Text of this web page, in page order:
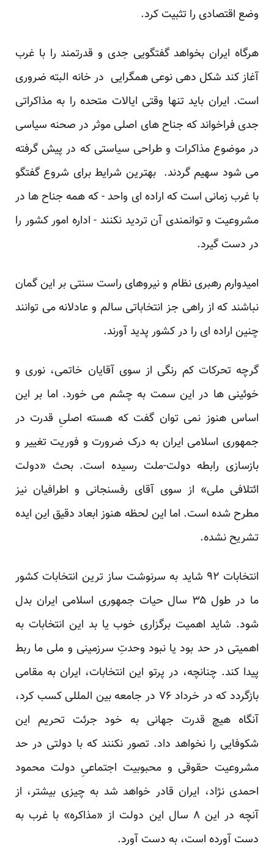
وضع اقتصادی را تثبیت کرد.
هرگاه ایران بخواهد گفتگویی جدی و قدرتمند را با غرب
آغاز کند شکل دهی نوعی همگرایی در خانه البته ضروری
است. ایران باید تنها وقتی ایالات متحده را به مذاکراتی
جدی فراخواند که جناح های اصلی موثر در صحنه سیاسی
در موضوع مذاکرات و طراحی سیاستی که در پیش گرفته
می شود سهیم گردند. بهترین شرایط برای شروع گفتگو
با غرب زمانی است که اراده ای واحد - که همه جناح ها در
مشروعیت و توانمندی آن تردید نکنند - اداره امور کشور را
در دست گیرد.
امیدوارم رهبری نظام و نیروهای راست سنتی بر این گمان
نباشند که از راهی جز انتخاباتی سالم و عادلانه می توانند
چنین اراده ای را در کشور پدید آورند.
گرچه تحرکات کم رنگی از سوی آقایان خاتمی، نوری و
خوئینی ها در این سمت به چشم می خورد. اما بر این
اساس هنوز نمی توان گفت که هسته اصلیِ قدرت در
جمهوری اسلامی ایران به درک ضرورت و فوریت تغییر و
بازسازی رابطه دولت-ملت رسیده است. بحث «دولت
ائتلافی ملی»‌ از سوی آقای رفسنجانی و اطرافیان نیز
مطرح شده است. اما این لحظه هنوز ابعاد دقیق این ایده
تشریح نشده.
انتخابات ۹۲ شاید به سرنوشت ساز ترین انتخابات کشور
ما در طول ۳۵ سال حیات جمهوری اسلامی ایران بدل
شود. شاید اهمیت برگزاری خوب یا بد این انتخابات به
اهمیتی در حد بود یا نبود وحدتِ سرزمینی و ملی ما ربط
پیدا کند. چنانچه، در پرتو این انتخابات، ایران به مقامی
بازگردد که در خرداد ۷۶ در جامعه بین المللی کسب کرد،
آنگاه هیچ قدرت جهانی به خود جرئت تحریم این
شکوفایی را نخواهد داد. تصور نکنند که با دولتی در حد
مشروعیت حقوقی و محبوبیت اجتماعیِ دولت محمود
احمدی نژاد، ایران قادر خواهد شد به چیزی‌ بیشتر، از
آنچه در این ۸ سال این دولت از «مذاکره»‌ با غرب به
دست آورده است، به دست آورد.